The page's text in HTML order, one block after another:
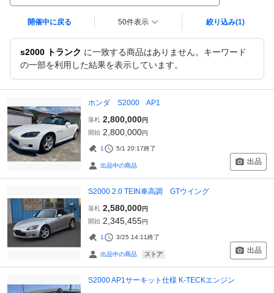
開催中に戻る 50件表示 絞り込み(1)
s2000 トランク に一致する商品はありません。キーワード
の一部を利用した結果を表示しています。
ホンダ S2000 AP1
落札 2,800,000円
開始 2,800,000円
1 5/1 20:17終了
出品中の商品 出品
S2000 2.0 TEIN車高調 GTウイング
落札 2,580,000円
開始 2,345,455円
1 3/25 14:11終了
出品中の商品 ストア 出品
S2000 AP1サーキット仕様 K-TECKエンジン